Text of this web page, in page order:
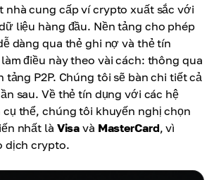
nhà cung cấp ví crypto xuất sắc với
liệu hàng đầu. Nền tảng cho phép
dàng qua thẻ ghi nợ và thẻ tín
điều này theo vài cách: thông qua
tảng P2P. Chúng tôi sẽ bàn chi tiết cả
sau. Về thẻ tín dụng với các hệ
thể, chúng tôi khuyến nghị chọn
nhất là Visa và MasterCard, vì
dịch crypto.